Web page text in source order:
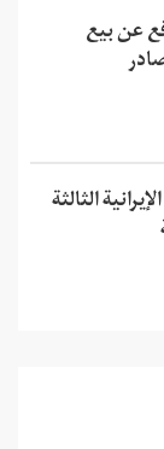
عن بيع
الثالثة